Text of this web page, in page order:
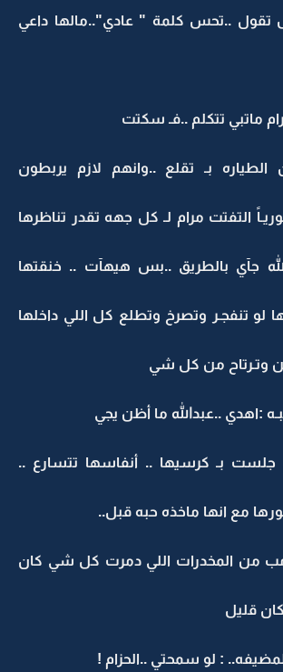
تقول ..تحس كلمة " عادي"..مالها داعي
ماتبي تتكلم ..فـ سكتت
الطياره بـ تقلع ..وانهم لازم يربطون
التفتت مرام لـ كل جهه تقدر تناظرها
جآي بالطريق ..بس هيهآت .. خنقتها
لو تنفجـر وتصرخ وتطلع كل اللي داخلها
وتـرتاح من كل شي
:اهدي ..عبدالله ما أظن يجي
بـ كرسيها .. أنفاسها تتسارع ..
مع انها ماخذه حبه قبل..
من المخدرات اللي دمرت كل شي كان
كان قليل
: لو سمحتي ..الحزام !